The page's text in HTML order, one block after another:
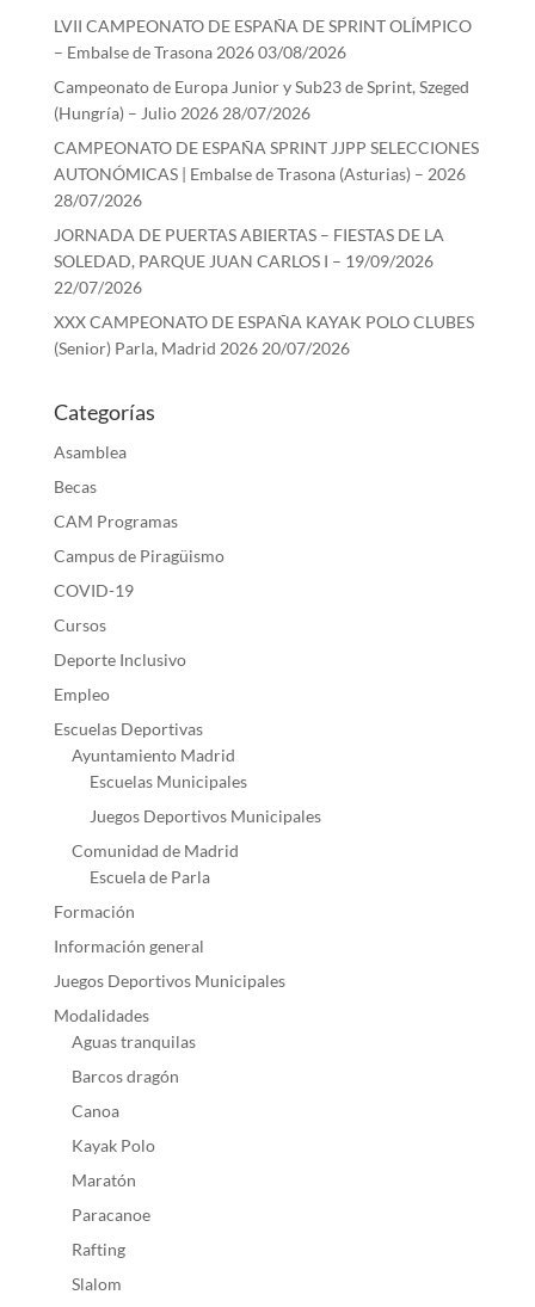
LVII CAMPEONATO DE ESPAÑA DE SPRINT OLÍMPICO
– Embalse de Trasona 202603/08/2026
Campeonato de Europa Junior y Sub23 de Sprint, Szeged
(Hungría) – Julio 2026 28/07/2026
CAMPEONATO DE ESPAÑA SPRINT JJPP SELECCIONES
AUTONÓMICAS | Embalse de Trasona (Asturias) – 2026
28/07/2026
JORNADA DE PUERTAS ABIERTAS – FIESTAS DE LA
SOLEDAD, PARQUE JUAN CARLOS I – 19/09/2026
22/07/2026
XXX CAMPEONATO DE ESPAÑA KAYAK POLO CLUBES
(Senior) Parla, Madrid 2026 20/07/2026
Categorías
Asamblea
Becas
CAM Programas
Campus de Piragüismo
COVID-19
Cursos
Deporte Inclusivo
Empleo
Escuelas Deportivas
Ayuntamiento Madrid
Escuelas Municipales
Juegos Deportivos Municipales
Comunidad de Madrid
Escuela de Parla
Formación
Información general
Juegos Deportivos Municipales
Modalidades
Aguas tranquilas
Barcos dragón
Canoa
Kayak Polo
Maratón
Paracanoe
Rafting
Slalom